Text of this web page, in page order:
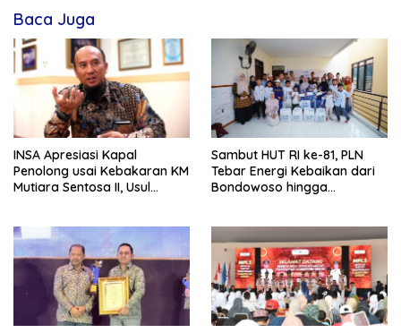
Baca Juga
INSA Apresiasi Kapal
Penolong usai Kebakaran KM
Mutiara Sentosa II, Usul
Sambut HUT RI ke-81, PLN
Tebar Energi Kebaikan dari
Bondowoso hingga